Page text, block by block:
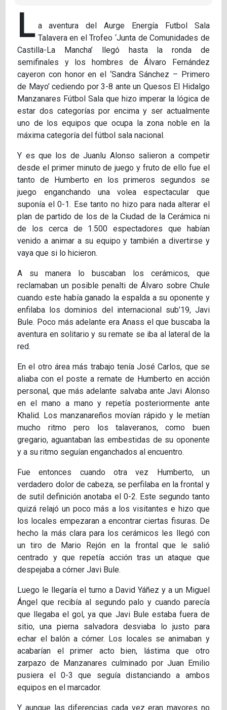
L a aventura del Aurge Energía Futbol Sala
Talavera en el Trofeo ‘Junta de Comunidades de
Castilla-La Mancha’ llegó hasta la ronda de
semifinales y los hombres de Álvaro Fernández
cayeron con honor en el ‘Sandra Sánchez – Primero
de Mayo’ cediendo por 3-8 ante un Quesos El Hidalgo
Manzanares Fútbol Sala que hizo imperar la lógica de
estar dos categorías por encima y ser actualmente
uno de los equipos que ocupa la zona noble en la
máxima categoría del fútbol sala nacional.
Y es que los de Juanlu Alonso salieron a competir
desde el primer minuto de juego y fruto de ello fue el
tanto de Humberto en los primeros segundos se
juego enganchando una volea espectacular que
suponía el 0-1. Ese tanto no hizo para nada alterar el
plan de partido de los de la Ciudad de la Cerámica ni
de los cerca de 1.500 espectadores que habían
venido a animar a su equipo y también a divertirse y
vaya que si lo hicieron.
A su manera lo buscaban los cerámicos, que
reclamaban un posible penalti de Álvaro sobre Chule
cuando este había ganado la espalda a su oponente y
enfilaba los dominios del internacional sub’19, Javi
Bule. Poco más adelante era Anass el que buscaba la
aventura en solitario y su remate se iba al lateral de la
red.
En el otro área más trabajo tenía José Carlos, que se
aliaba con el poste a remate de Humberto en acción
personal, que más adelante salvaba ante Javi Alonso
en el mano a mano y repetía posteriormente ante
Khalid. Los manzanareños movían rápido y le metían
mucho ritmo pero los talaveranos, como buen
gregario, aguantaban las embestidas de su oponente
y a su ritmo seguían enganchados al encuentro.
Fue entonces cuando otra vez Humberto, un
verdadero dolor de cabeza, se perfilaba en la frontal y
de sutil definición anotaba el 0-2. Este segundo tanto
quizá relajó un poco más a los visitantes e hizo que
los locales empezaran a encontrar ciertas fisuras. De
hecho la más clara para los cerámicos les llegó con
un tiro de Mario Rejón en la frontal que le salió
centrado y que repetía acción tras un ataque que
despejaba a córner Javi Bule.
Luego le llegaría el turno a David Yáñez y a un Miguel
Ángel que recibía al segundo palo y cuando parecía
que llegaba el gol, ya que Javi Bule estaba fuera de
sitio, una pierna salvadora desviaba lo justo para
echar el balón a córner. Los locales se animaban y
acabarían el primer acto bien, lástima que otro
zarpazo de Manzanares culminado por Juan Emilio
pusiera el 0-3 que seguía distanciando a ambos
equipos en el marcador.
Y aunque las diferencias cada vez eran mayores no